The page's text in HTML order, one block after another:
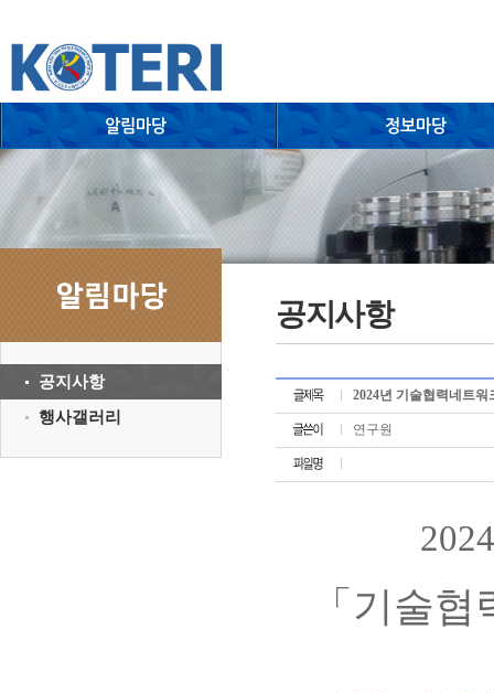
공지사항
행사갤러리
공지사항
2024년 기술협력네트
연구원
2024
「 기술협